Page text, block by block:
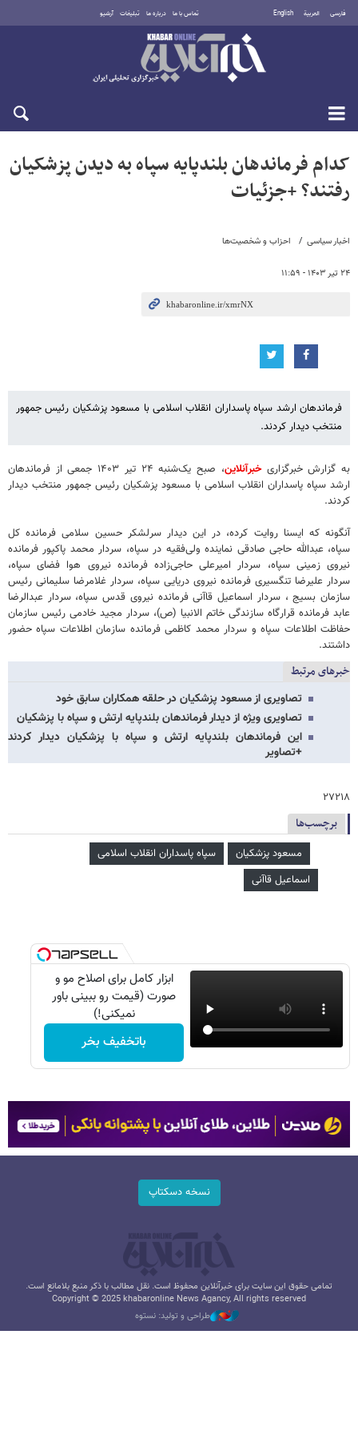
فارسی العربية English تماس با ما درباره ما تبلیغات آرشیو
پنجشنبه ۱۵ مرداد ۱۴۰۵
اخبار سیاسی احزاب و شخصیت‌ها
۲۴ تیر ۱۴۰۳ - ۱۱:۵۹
کدام فرماندهان بلندپایه سپاه به دیدن پزشکیان
رفتند؟ +جزئیات
فرماندهان ارشد سپاه پاسداران انقلاب اسلامی با مسعود پزشکیان رئیس جمهور
منتخب دیدار کردند.
به گزارش خبرگزاریخبرآنلاین
، صبح یک‌شنبه ۲۴ تیر ۱۴۰۳ جمعی از فرماندهان
ارشد سپاه پاسداران انقلاب اسلامی با مسعود پزشکیان رئیس جمهور منتخب دیدار
کردند.
آنگونه که ایسنا روایت کرده، در این دیدار سرلشکر حسین سلامی فرمانده کل
سپاه، عبدالله حاجی صادقی نماینده ولی‌فقیه در سپاه، سردار محمد پاکپور فرمانده
نیروی زمینی سپاه، سردار امیرعلی حاجی‌زاده فرمانده نیروی هوا فضای سپاه،
سردار علیرضا تنگسیری فرمانده نیروی دریایی سپاه، سردار غلامرضا سلیمانی رئیس
سازمان بسیج ، سردار اسماعیل قاآنی فرمانده نیروی قدس سپاه، سردار عبدالرضا
عابد فرمانده قرارگاه سازندگی خاتم الانبیا (ص)، سردار مجید خادمی رئیس سازمان
حفاظت اطلاعات سپاه و سردار محمد کاظمی فرمانده سازمان اطلاعات سپاه حضور
داشتند.
خبرهای مرتبط
تصاویری از مسعود پزشکیان در حلقه همکاران سابق خود
تصاویری ویژه از دیدار فرماندهان بلندپایه ارتش و سپاه با پزشکیان
این فرماندهان بلندپایه ارتش و سپاه با پزشکیان دیدار کردند
+تصاویر
۲۷۲۱۸
برچسب‌ها
مسعود پزشکیان
سپاه پاسداران انقلاب اسلامی
اسماعیل قاآنی
ابزار کامل برای اصلاح مو و
صورت (قیمت رو ببینی باور
نمیکنی!)
باتخفیف بخر
نسخه دسکتاپ
تمامی حقوق این سایت برای خبرآنلاین محفوظ است. نقل مطالب با ذکر منبع بلامانع است.
Copyright © 2025 khabaronline News Agancy, All rights reserved
طراحی و تولید: نستوه